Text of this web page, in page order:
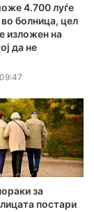
4.700 луѓе
болница, цел
изложен на
да не
за
постари